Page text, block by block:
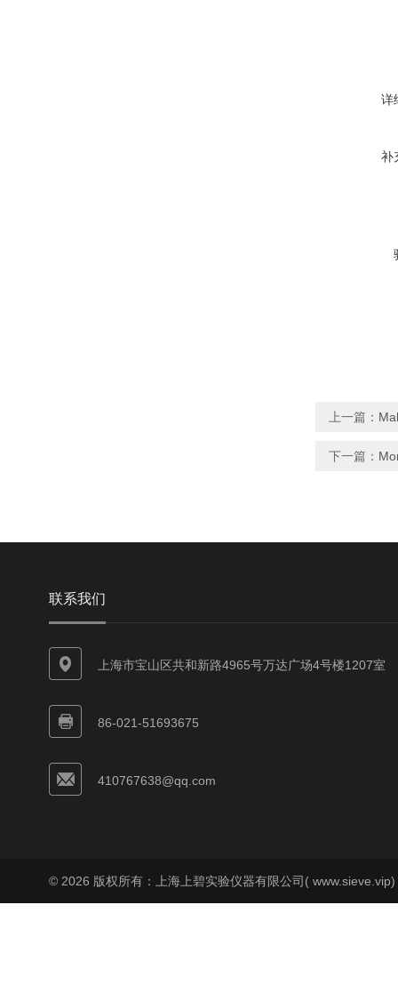
详
补
上一篇：
下一篇：
联系我们
上海市宝山区共和新路4965号万达广场4号楼1207室
86-021-51693675
410767638@qq.com
© 2026 版权所有：上海上碧实验仪器有限公司(